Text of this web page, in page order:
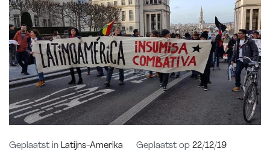
Geplaatst in Latijns-Amerika Geplaatst op 22/12/19